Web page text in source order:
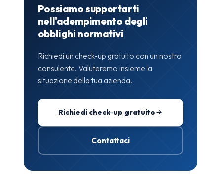
Possiamo supportarti
nell'adempimento degli
obblighi normativi
Richiedi un check-up gratuito con un nostro
consulente. Valuteremo insieme la
situazione della tua azienda.
Richiedi check-up gratuito
Contattaci